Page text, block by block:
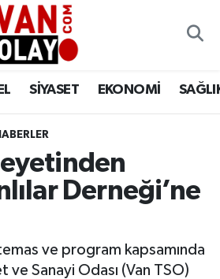
SİYASET EKONOMİ
Derneği’ne
ve program kapsamında
ve Sanayi Odası (Van TSO)
Haritası
ve Fikstür